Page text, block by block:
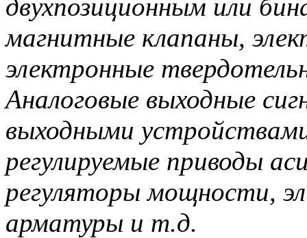
двухпозиционным или
магнитные клапаны,
электронные
Аналоговые выходные
выходными
регулируемые приводы
регуляторы мощности,
арматуры и т.д.